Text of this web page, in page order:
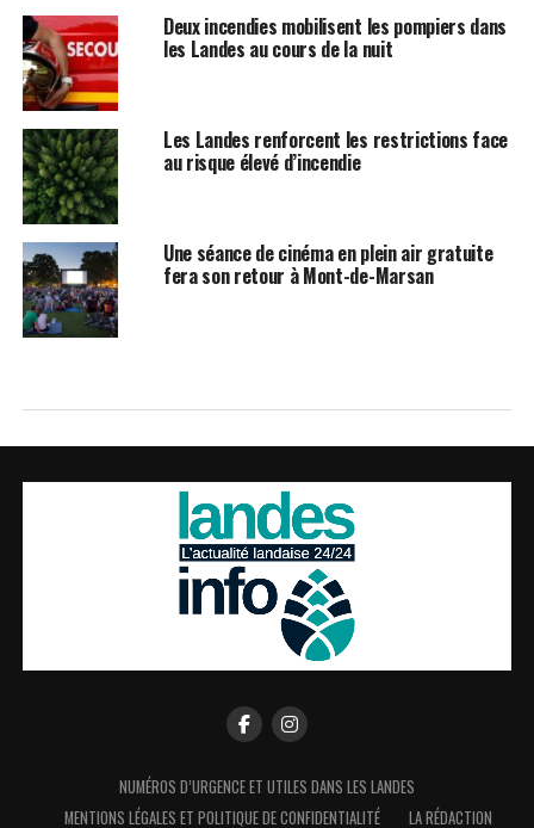
Deux incendies mobilisent les pompiers dans
les Landes au cours de la nuit
Les Landes renforcent les restrictions face
au risque élevé d’incendie
Une séance de cinéma en plein air gratuite
fera son retour à Mont-de-Marsan
NUMÉROS D’URGENCE ET UTILES DANS LES LANDES
MENTIONS LÉGALES ET POLITIQUE DE CONFIDENTIALITÉ
LA RÉDACTION